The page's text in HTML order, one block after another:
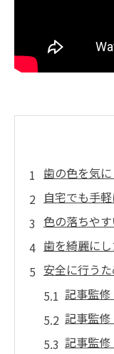
歯の色を気
自宅でも手軽
色の落ちやす
歯を綺麗に
安全に行う
記事監
記事監
記事監